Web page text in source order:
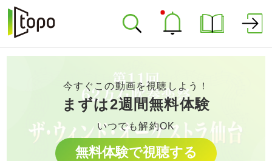
今すぐこの動画を視聴しよう！
まずは2週間無料体験
いつでも解約OK
無料体験で視聴する